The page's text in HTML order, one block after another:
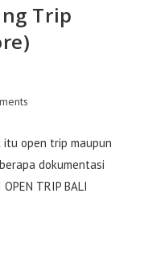
Trip
open trip maupun
dokumentasi
TRIP BALI